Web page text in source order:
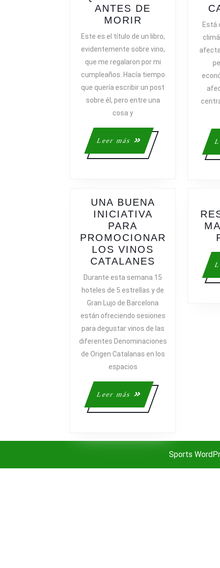
ANTES DE
MORIR
VINOS
QUE
PROBAR
ANTES
DE
MORIR
Este es el título de un libro,
evidentemente sobre vino,
que me regalaron por mi
cumpleaños. Hacía tiempo
que quería escribir un post
sobre él, pero entre una
cosa y
Leer más
Leer
más
Está
UNA BUENA
INICIATIVA
PARA
PROMOCIONAR
LOS VINOS
CATALANES
BUENA
INICIATIVA
PARA
LOS
VINOS
CATALANES
Durante esta semana 15
hoteles de 5 estrellas y de
Gran Lujo de Barcelona
están ofreciendo sesiones
para degustar vinos de las
diferentes Denominaciones
de Origen Catalanas en los
espacios
Leer más
Leer
más
Sports